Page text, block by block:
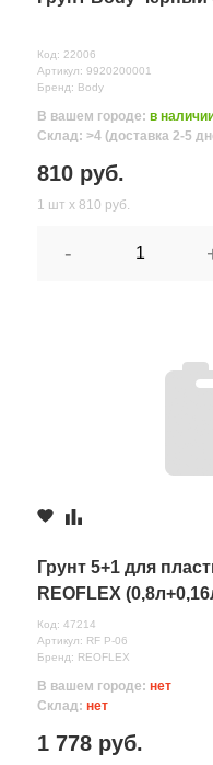
Код: 22006
Артикул: 9920200001
Бренд: Body
В вашем городе: в
Склад: >4 (доставка 2-5
810 руб.
1 шт х 810 руб.
-
Грунт 5+1 для
REOFLEX
Код: 47214
Артикул: RF P-06
Бренд: REOFLEX
В вашем городе: нет
Склад: нет
1 778 руб.